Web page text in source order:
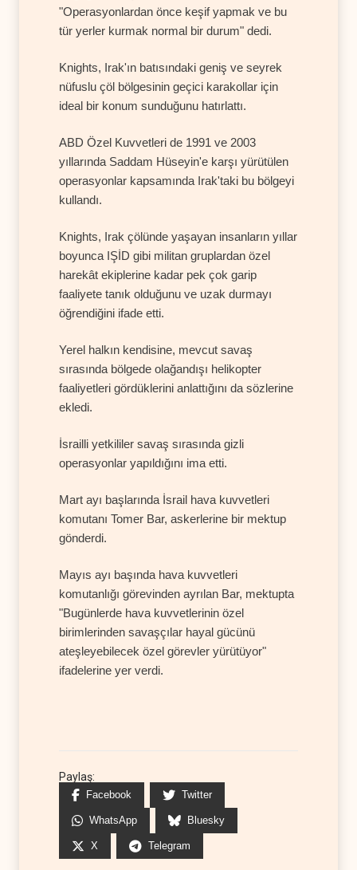
"Operasyonlardan önce keşif yapmak ve bu
tür yerler kurmak normal bir durum" dedi.
Knights, Irak'ın batısındaki geniş ve seyrek
nüfuslu çöl bölgesinin geçici karakollar için
ideal bir konum sunduğunu hatırlattı.
ABD Özel Kuvvetleri de 1991 ve 2003
yıllarında Saddam Hüseyin'e karşı yürütülen
operasyonlar kapsamında Irak'taki bu bölgeyi
kullandı.
Knights, Irak çölünde yaşayan insanların yıllar
boyunca IŞİD gibi militan gruplardan özel
harekât ekiplerine kadar pek çok garip
faaliyete tanık olduğunu ve uzak durmayı
öğrendiğini ifade etti.
Yerel halkın kendisine, mevcut savaş
sırasında bölgede olağandışı helikopter
faaliyetleri gördüklerini anlattığını da sözlerine
ekledi.
İsrailli yetkililer savaş sırasında gizli
operasyonlar yapıldığını ima etti.
Mart ayı başlarında İsrail hava kuvvetleri
komutanı Tomer Bar, askerlerine bir mektup
gönderdi.
Mayıs ayı başında hava kuvvetleri
komutanlığı görevinden ayrılan Bar, mektupta
"Bugünlerde hava kuvvetlerinin özel
birimlerinden savaşçılar hayal gücünü
ateşleyebilecek özel görevler yürütüyor"
ifadelerine yer verdi.
Paylaş:
Facebook Twitter
WhatsApp Bluesky
X Telegram